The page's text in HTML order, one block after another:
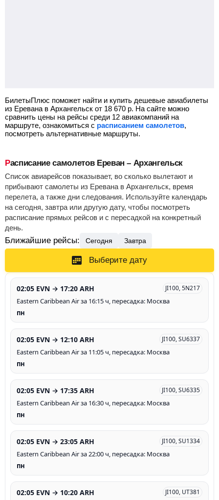
БилетыПлюс поможет найти и купить дешевые авиабилеты
из Еревана в Архангельск от 18 670 р. На сайте можно
сравнить цены на рейсы среди 12 авиакомпаний на
маршруте, ознакомиться с расписанием самолетов,
посмотреть альтернативные маршруты.
Расписание самолетов Ереван – Архангельск
Список авиарейсов показывает, во сколько вылетают и
прибывают самолеты из Еревана в Архангельск, время
перелета, а также дни следования. Используйте календарь
на сегодня, завтра или другую дату, чтобы посмотреть
расписание прямых рейсов и с пересадкой на конкретный
день.
Ближайшие рейсы: Сегодня Завтра
Выберите дату
02:05 EVN → 17:20 ARH JI100, 5N217
Eastern Caribbean Air за 16:15 ч, пересадка: Москва
пн
02:05 EVN → 12:10 ARH JI100, SU6337
Eastern Caribbean Air за 11:05 ч, пересадка: Москва
пн
02:05 EVN → 17:35 ARH JI100, SU6335
Eastern Caribbean Air за 16:30 ч, пересадка: Москва
пн
02:05 EVN → 23:05 ARH JI100, SU1334
Eastern Caribbean Air за 22:00 ч, пересадка: Москва
пн
02:05 EVN → 10:20 ARH JI100, UT381